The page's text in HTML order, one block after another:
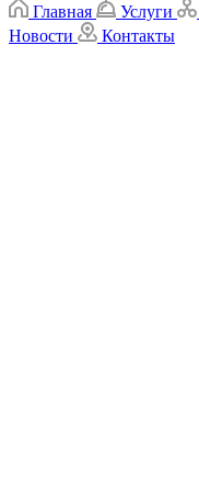
Главная Услуги
Новости
Контакты